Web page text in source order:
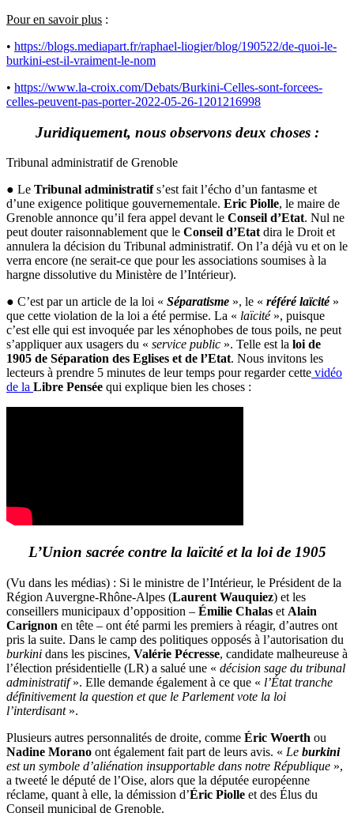
Pour en savoir plus :
• https://blogs.mediapart.fr/raphael-liogier/blog/190522/de-quoi-le-
burkini-est-il-vraiment-le-nom
• https://www.la-croix.com/Debats/Burkini-Celles-sont-forcees-
celles-peuvent-pas-porter-2022-05-26-1201216998
Juridiquement, nous observons deux choses :
Tribunal administratif de Grenoble
● Le Tribunal administratifs’est fait l’écho d’un fantasme et
d’une exigence politique gouvernementale. Eric Piolle, le maire de
Grenoble annonce qu’il fera appel devant le Conseil d’Etat. Nul ne
peut douter raisonnablement que le Conseil d’Etat dira le Droit et
annulera la décision du Tribunal administratif. On l’a déjà vu et on le
verra encore (ne serait-ce que pour les associations soumises à la
hargne dissolutive du Ministère de l’Intérieur).
● C’est par un article de la loi « Séparatisme », le « référé laïcité»
que cette violation de la loi a été permise. La « laïcité», puisque
c’est elle qui est invoquée par les xénophobes de tous poils, ne peut
s’appliquer aux usagers du « service public ». Telle est la loi de
1905 de Séparation des Eglises et de l’Etat. Nous invitons les
lecteurs à prendre 5 minutes de leur temps pour regarder cette vidéo
de la Libre Pensée qui explique bien les choses :
L’Union sacrée contre la laïcité et la loi de 1905
(Vu dans les médias) : Si le ministre de l’Intérieur, le Président de la
Région Auvergne-Rhône-Alpes (Laurent Wauquiez) et les
conseillers municipaux d’opposition – Émilie Chalas et Alain
Carignon en tête – ont été parmi les premiers à réagir, d’autres ont
pris la suite. Dans le camp des politiques opposés à l’autorisation du
burkini dans les piscines, Valérie Pécresse, candidate malheureuse à
l’élection présidentielle (LR) a salué une « décision sage du tribunal
administratif». Elle demande également à ce que « l’État tranche
définitivement la question et que le Parlement vote la loi
l’interdisant».
Plusieurs autres personnalités de droite, comme Éric Woerth ou
Nadine Morano ont également fait part de leurs avis. « Le burkini
est un symbole d’aliénation insupportable dans notre République »,
a tweeté le député de l’Oise, alors que la députée européenne
réclame, quant à elle, la démission d’Éric Piolle et des Élus du
Conseil municipal de Grenoble.